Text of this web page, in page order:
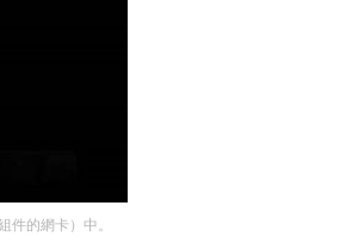
的網卡）中。